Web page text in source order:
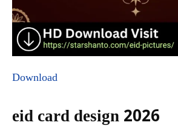
Download
eid card design 2026